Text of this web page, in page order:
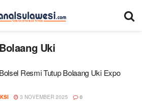
Uki
Resmi Tutup Bolaang Uki Expo
3 NOVEMBER 2025 0